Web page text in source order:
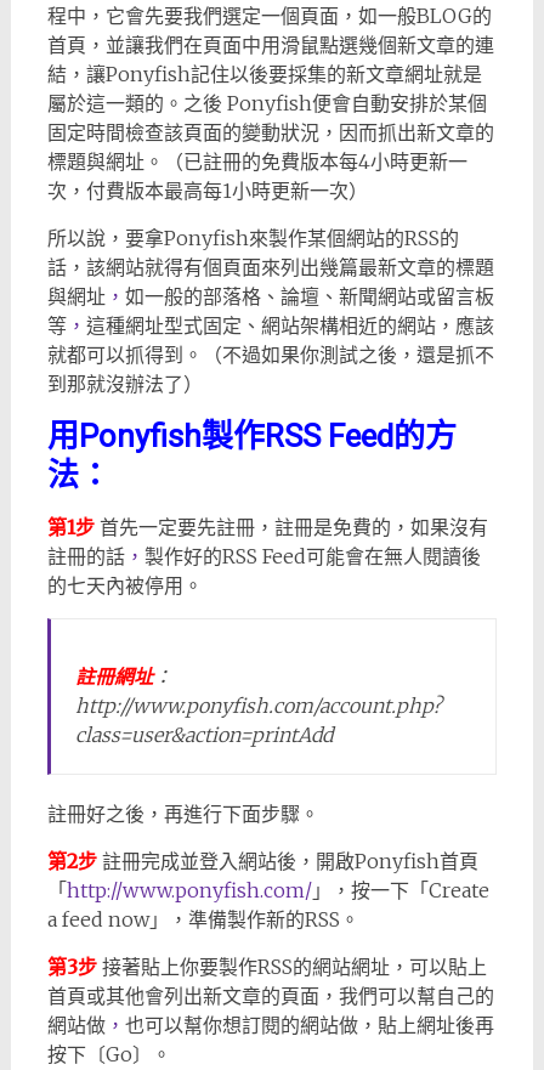
程中，它會先要我們選定一個頁面，如一般BLOG的
首頁，並讓我們在頁面中用滑鼠點選幾個新文章的連
結，讓Ponyfish記住以後要採集的新文章網址就是
屬於這一類的。之後 Ponyfish便會自動安排於某個
固定時間檢查該頁面的變動狀況，因而抓出新文章的
標題與網址。（已註冊的免費版本每4小時更新一
次，付費版本最高每1小時更新一次）
所以說，要拿Ponyfish來製作某個網站的RSS的
話，該網站就得有個頁面來列出幾篇最新文章的標題
與網址， 如一般的部落格、論壇、新聞網站或留言板
等， 這種網址型式固定、網站架構相近的網站，應該
就都可以抓得到。（不過如果你測試之後，還是抓不
到那就沒辦法了）
用Ponyfish製作RSS Feed的方
法：
第1步首先一定要先註冊，註冊是免費的，如果沒有
註冊的話， 製作好的RSS Feed可能會在無人閱讀後
的七天內被停用。
註冊網址：
http://www.ponyfish.com/account.php?
class=user&action=printAdd
註冊好之後，再進行下面步驟。
第2步註冊完成並登入網站後，開啟Ponyfish首頁
「 http://www.ponyfish.com/」，按一下「Create
a feed now」，準備製作新的RSS。
第3步接著貼上你要製作RSS的網站網址，可以貼上
首頁或其他會列出新文章的頁面，我們可以幫自己的
網站做， 也可以幫你想訂閱的網站做，貼上網址後再
按下〔Go〕。